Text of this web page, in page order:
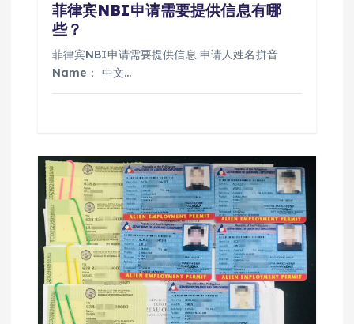
菲律宾NBI申请需要提供信息有哪
些？
菲律宾NBI申请需要提供信息 申请人姓名拼音
Name： 中文…